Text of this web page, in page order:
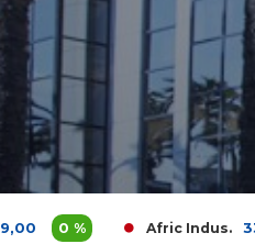
Afric Indus. 331,85 -0,02